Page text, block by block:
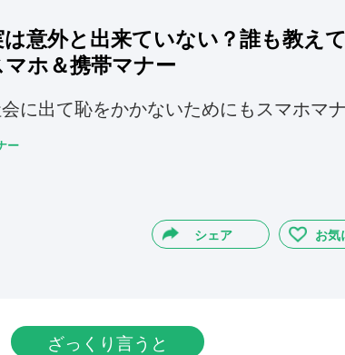
は意外と出来ていない？誰も教え
マホ＆携帯マナー
に出て恥をかかないためにもスマホマ
ー
シェア お気
ざっくり言うと